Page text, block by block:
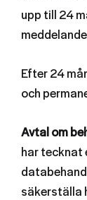
upp till 24
Efter 24
och
Avtal om
har tecknat
säkerställa